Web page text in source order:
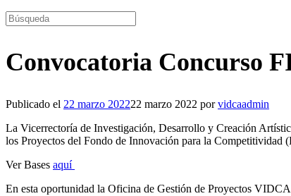
Buscar:
Convocatoria Concurso
Publicado el 22 marzo 202222 marzo 2022 porvidcaadmin
La Vicerrectoría de Investigación, Desarrollo y Creación
los Proyectos del Fondo de Innovación para la Competitividad
Ver Bases aquí
En esta oportunidad la Oficina de Gestión de Proyectos